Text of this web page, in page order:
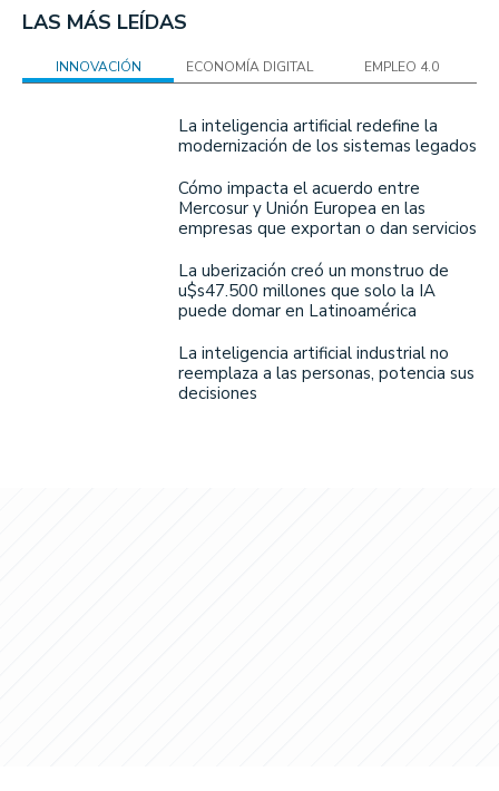
LAS MÁS LEÍDAS
INNOVACIÓN ECONOMÍA DIGITAL EMPLEO 4.0
La inteligencia artificial redefine la
modernización de los sistemas legados
Cómo impacta el acuerdo entre
Mercosur y Unión Europea en las
empresas que exportan o dan servicios
La uberización creó un monstruo de
u$s47.500 millones que solo la IA
puede domar en Latinoamérica
La inteligencia artificial industrial no
reemplaza a las personas, potencia sus
decisiones